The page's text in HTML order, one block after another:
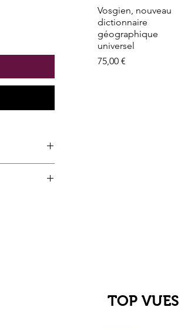
Aperçu rapide
Vosgien, nouveau
dictionnaire
géographique
universel
Prix
75,00 €
TOP VUES